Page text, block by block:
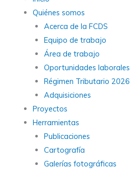
Quiénes somos
Acerca de la FCDS
Equipo de trabajo
Área de trabajo
Oportunidades laborales
Régimen Tributario 2026
Adquisiciones
Proyectos
Herramientas
Publicaciones
Cartografía
Galerías fotográficas